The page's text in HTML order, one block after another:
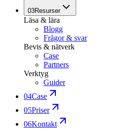
03Resurser
Läsa & lära
Blogg
Frågor & svar
Bevis & nätverk
Case
Partners
Verktyg
Guider
04Case
05Priser
06Kontakt